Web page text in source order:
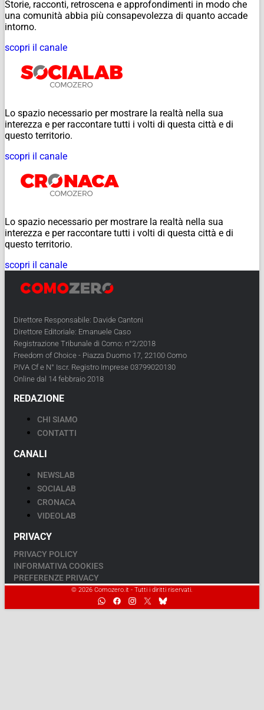
Storie, racconti, retroscena e approfondimenti in modo che
una comunità abbia più consapevolezza di quanto accade
intorno.
scopri il canale
Lo spazio necessario per mostrare la realtà nella sua
interezza e per raccontare tutti i volti di questa città e di
questo territorio.
scopri il canale
Lo spazio necessario per mostrare la realtà nella sua
interezza e per raccontare tutti i volti di questa città e di
questo territorio.
scopri il canale
Direttore Responsabile: Davide Cantoni
Direttore Editoriale: Emanuele Caso
Registrazione Tribunale di Como: n°2/2018
Freedom of Choice - Piazza Duomo 17, 22100 Como
PIVA Cf e N° Iscr. Registro Imprese 03799020130
Online dal 14 febbraio 2018
REDAZIONE
CHI SIAMO
CONTATTI
CANALI
NEWSLAB
SOCIALAB
CRONACA
VIDEOLAB
PRIVACY
PRIVACY POLICY
INFORMATIVA COOKIES
PREFERENZE PRIVACY
© 2026 Comozero.it - Tutti i diritti riservati.